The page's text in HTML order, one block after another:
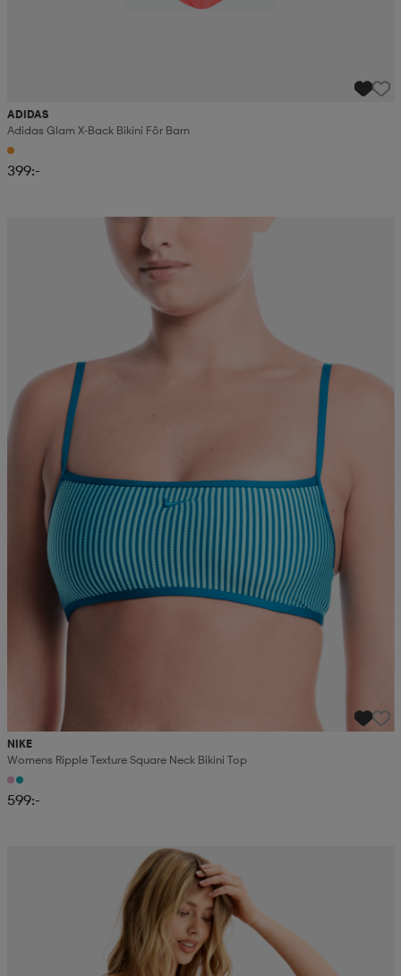
ADIDAS
Adidas Glam X-Back Bikini För Barn
399:-
NIKE
Womens Ripple Texture Square Neck Bikini Top
599:-